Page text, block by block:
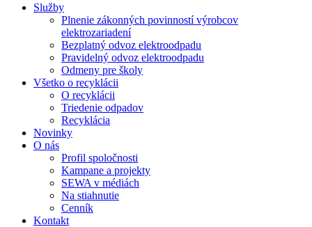
Služby
Plnenie zákonných povinností výrobcov
elektrozariadení
Bezplatný odvoz elektroodpadu
Pravidelný odvoz elektroodpadu
Odmeny pre školy
Všetko o recyklácii
O recyklácii
Triedenie odpadov
Recyklácia
Novinky
O nás
Profil spoločnosti
Kampane a projekty
SEWA v médiách
Na stiahnutie
Cenník
Kontakt